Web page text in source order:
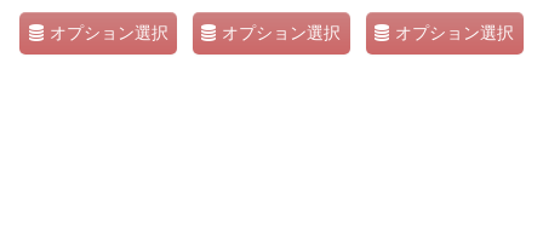
オプション選択 オプション選択 オプション選択